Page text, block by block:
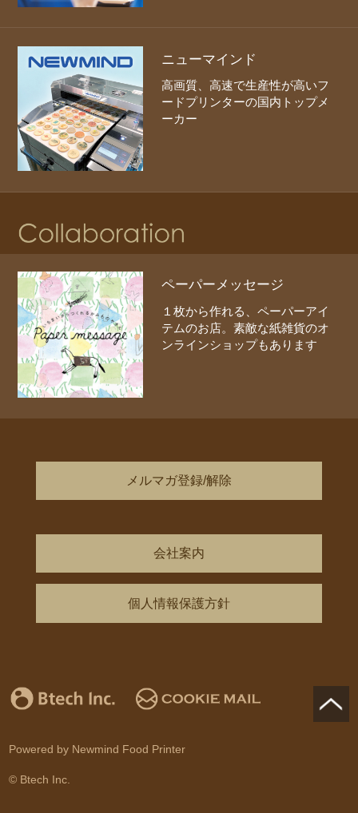
ニューマインド
高画質、高速で生産性が高いフ
ードプリンターの国内トップメ
ーカー
ペーパーメッセージ
１枚から作れる、ペーパーアイ
テムのお店。素敵な紙雑貨のオ
ンラインショップもあります
メルマガ登録/解除
会社案内
個人情報保護方針
Powered by Newmind Food Printer
© Btech Inc.